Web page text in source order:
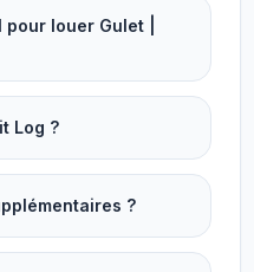
louer Gulet |
Log ?
?